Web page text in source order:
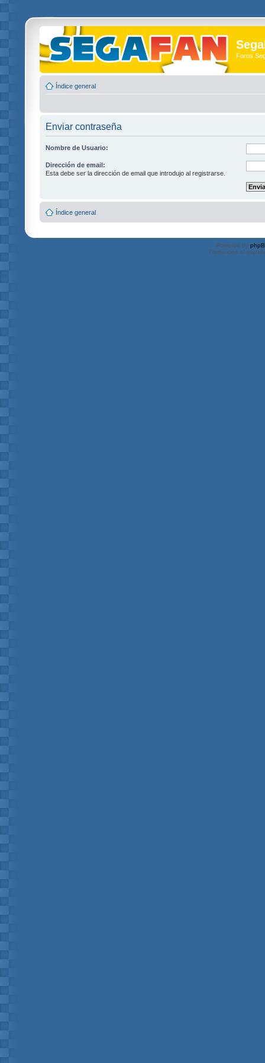
Foros
Índice general
Enviar contraseña
Nombre de Usuario:
Dirección de email:
Esta debe ser la dirección de email que introdujo al registrarse.
Índice general
Powered by
Traducción al